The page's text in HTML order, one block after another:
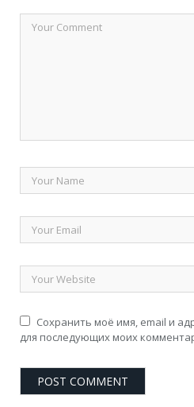
Сохранить моё имя, email и
для последующих моих